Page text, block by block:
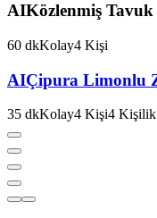
AIKözlenmiş Tavuk
60 dkKolay4 Kişi
AIÇipura Limonlu
35 dkKolay4 Kişi4 Kişilik